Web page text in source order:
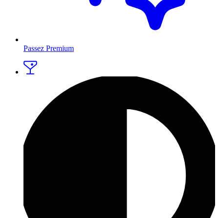
Passez Premium